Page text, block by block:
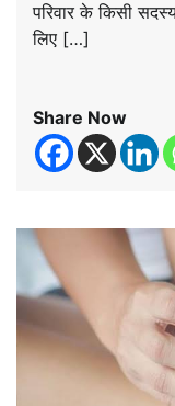
परिवार के किसी
लिए […]
Share Now